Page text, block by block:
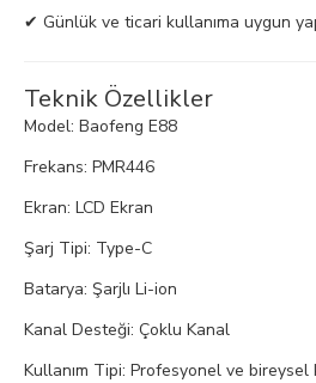
✔ Günlük ve ticari kullanıma uygun
Teknik Özellikler
Model: Baofeng E88
Frekans: PMR446
Ekran: LCD Ekran
Şarj Tipi: Type-C
Batarya: Şarjlı Li-ion
Kanal Desteği: Çoklu Kanal
Kullanım Tipi: Profesyonel ve bireysel